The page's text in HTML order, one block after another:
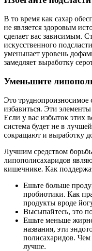
В то время как сахар
не является здоровым
сделает вас зависимым.
искусственного
уменьшает уровень
замедляет выработку
Уменьшите
Это
избавиться. Эти
Если у вас избыток этих
система будет не в
сокращают и выработку
Лучшим средством
липополисахаридов
кишечнике. Как
Ешьте больше
пробиотики. Как
продукты вроде
Высыпайтесь, это
Ешьте меньше
названия, эти
полисахаридов.
лучше.